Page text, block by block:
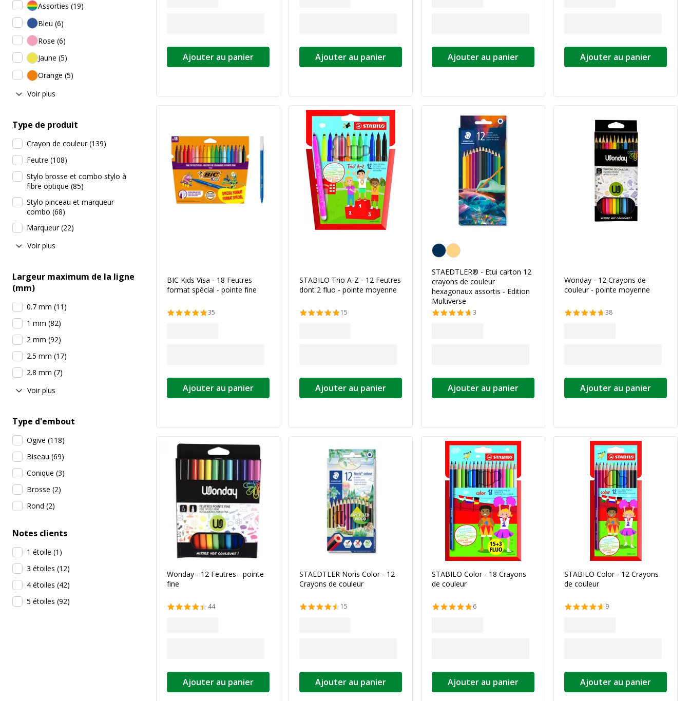
Assorties (19)
Bleu (6)
Rose (6)
Jaune (5)
Orange (5)
Voir plus
Type de produit
Crayon de couleur(139)
Feutre (108)
Stylo brosse et combo stylo à
fibre optique (85)
Stylo pinceau et marqueur
combo (68)
Marqueur(22)
Voir plus
Largeur maximum de la ligne
(mm)
0.7 mm (11 )
1 mm (82)
2 mm (92)
2.5 mm (17)
2.8 mm (7)
Voir plus
Type d'embout
Ogive (118)
Biseau (69)
Conique (3)
Brosse (2)
Rond (2)
Notes clients
1 étoile (1 )
3 étoiles (12)
4 étoiles (42)
5 étoiles (92)
Ajouter au panier Ajouter au panier Ajouter au panier Ajouter au panier
BIC Kids Visa - 18 Feutres
format spécial - pointe fine
35
Ajouter au panier
STABILO Trio A-Z - 12 Feutres
dont 2 fluo - pointe moyenne
15
Ajouter au panier
Couleur foncée
STAEDTLER® - Etui carton 12
crayons de couleur
hexagonaux assortis - Edition
Multiverse
3
Ajouter au panier
Wonday - 12 Crayons de
couleur - pointe moyenne
38
Ajouter au panier
Wonday - 12 Feutres - pointe
fine
44
Ajouter au panier
STAEDTLER Noris Color - 12
Crayons de couleur
15
Ajouter au panier
STABILO Color - 18 Crayons
de couleur
6
Ajouter au panier
STABILO Color - 12 Crayons
de couleur
9
Ajouter au panier